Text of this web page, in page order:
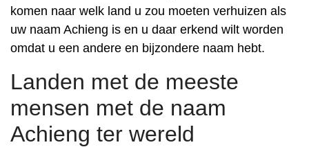
komen naar welk land u zou moeten verhuizen als
uw naam Achieng is en u daar erkend wilt worden
omdat u een andere en bijzondere naam hebt.
Landen met de meeste
mensen met de naam
Achieng ter wereld